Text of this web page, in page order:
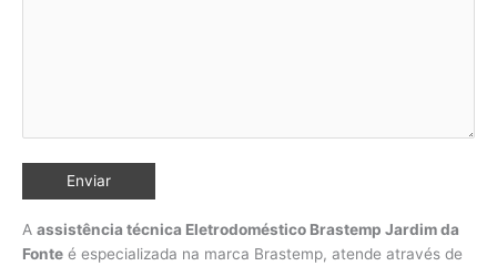
A assistência técnica Eletrodoméstico Brastemp Jardim da
Fonte é especializada na marca Brastemp, atende através de